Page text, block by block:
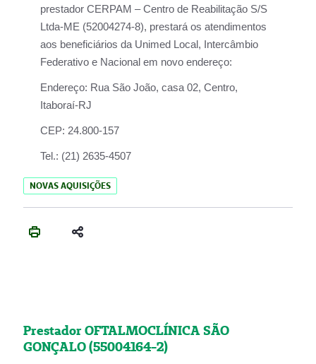
prestador CERPAM – Centro de Reabilitação S/S
Ltda-ME (52004274-8), prestará os atendimentos
aos beneficiários da Unimed Local, Intercâmbio
Federativo e Nacional em novo endereço:
Endereço: Rua São João, casa 02, Centro,
Itaboraí-RJ
CEP: 24.800-157
Tel.: (21) 2635-4507
NOVAS AQUISIÇÕES
Prestador OFTALMOCLÍNICA SÃO
GONÇALO (55004164-2)